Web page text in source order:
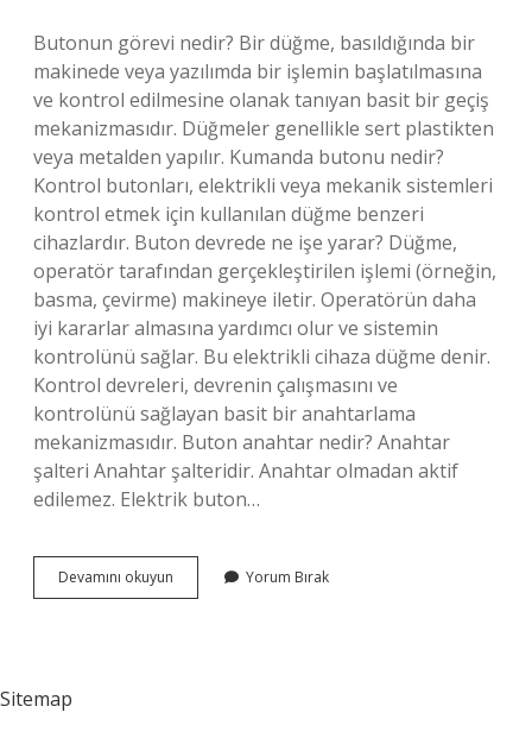
Butonun görevi nedir? Bir düğme, basıldığında bir
makinede veya yazılımda bir işlemin başlatılmasına
ve kontrol edilmesine olanak tanıyan basit bir geçiş
mekanizmasıdır. Düğmeler genellikle sert plastikten
veya metalden yapılır. Kumanda butonu nedir?
Kontrol butonları, elektrikli veya mekanik sistemleri
kontrol etmek için kullanılan düğme benzeri
cihazlardır. Buton devrede ne işe yarar? Düğme,
operatör tarafından gerçekleştirilen işlemi (örneğin,
basma, çevirme) makineye iletir. Operatörün daha
iyi kararlar almasına yardımcı olur ve sistemin
kontrolünü sağlar. Bu elektrikli cihaza düğme denir.
Kontrol devreleri, devrenin çalışmasını ve
kontrolünü sağlayan basit bir anahtarlama
mekanizmasıdır. Buton anahtar nedir? Anahtar
şalteri Anahtar şalteridir. Anahtar olmadan aktif
edilemez. Elektrik buton…
Devamını okuyun Elektrikte
Buton
Yorum Bırak
Sitemap